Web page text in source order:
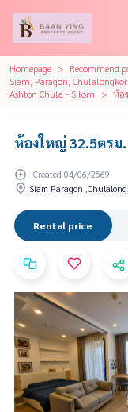
Homepage
Recommend
Siam, Paragon,
Ashton Chula - Silom
ห้อ
ห้องใหญ่ 32.5ตร
Created 04/06/2569
Siam Paragon
Rental price